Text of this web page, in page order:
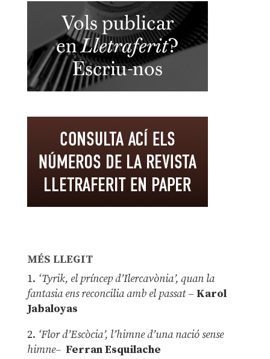
MÉS LLEGIT
1. ‘Tyrik, el príncep d’Ilercavònia’, quan la
fantasia ens reconcilia amb el passat– Karol
Jabaloyas
2. ‘Flor d’Escòcia’, l’himne d’una nació sense
himne– Ferran Esquilache